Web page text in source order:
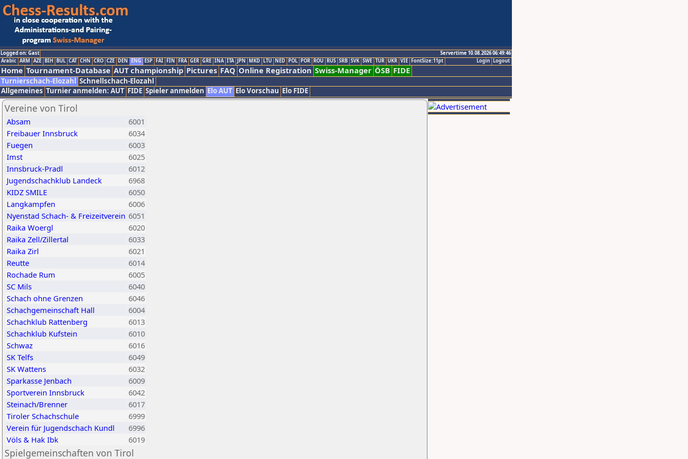
Logged on: Gast
Servertime 10.08.2026 06:49:46
Logout
Login
Arabic ARM AZE BIH BUL CAT CHN CRO CZE DEN ENG ESP FAI FIN FRA GER GRE INA ITA JPN MKD LTU NED POL POR ROU RUS SRB SVK SWE TUR UKR VIE FontSize:11pt
Home Tournament-Database AUT championship Pictures FAQ Online Registration Swiss-Manager ÖSB FIDE
Turnierschach-Elozahl Schnellschach-Elozahl
Allgemeines Turnier anmelden: AUT FIDE Spieler anmelden Elo AUT Elo Vorschau Elo FIDE
Vereine von Tirol
Absam
6001
Freibauer Innsbruck
6034
Fuegen
6003
Imst
6025
Innsbruck-Pradl
6012
Jugendschachklub Landeck
6968
KIDZ SMILE
6050
Langkampfen
6006
Nyenstad Schach- & Freizeitverein 6051
Raika Woergl
6020
Raika Zell/Zillertal
6033
Raika Zirl
6021
Reutte
6014
Rochade Rum
6005
SC Mils
6040
Schach ohne Grenzen
6046
Schachgemeinschaft Hall
6004
Schachklub Rattenberg
6013
Schachklub Kufstein
6010
Schwaz
6016
SK Telfs
6049
SK Wattens
6032
Sparkasse Jenbach
6009
Sportverein Innsbruck
6042
Steinach/Brenner
6017
Tiroler Schachschule
6999
Verein für Jugendschach Kundl
6996
Völs & Hak Ibk
6019
Spielgemeinschaften von Tirol